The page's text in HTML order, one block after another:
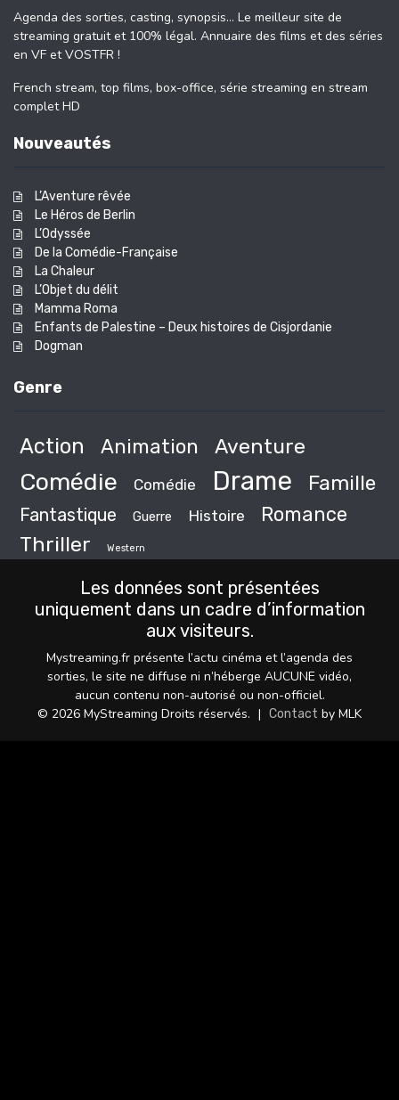
Agenda des sorties, casting, synopsis… Le meilleur site de
streaming gratuit et 100% légal. Annuaire des films et des séries
en VF et VOSTFR !
French stream, top films, box-office, série streaming en stream
complet HD
Nouveautés
L’Aventure rêvée
Le Héros de Berlin
L’Odyssée
De la Comédie-Française
La Chaleur
L’Objet du délit
Mamma Roma
Enfants de Palestine – Deux histoires de Cisjordanie
Dogman
Genre
Action Animation Aventure
Comédie Comédie Drame Famille
Fantastique Guerre Histoire Romance
Thriller Western
Les données sont présentées
uniquement dans un cadre d’information
aux visiteurs.
Mystreaming.fr présente l’actu cinéma et l’agenda des
sorties, le site ne diffuse ni n’héberge AUCUNE vidéo,
aucun contenu non-autorisé ou non-officiel.
© 2026 MyStreaming Droits réservés. | Contact by MLK